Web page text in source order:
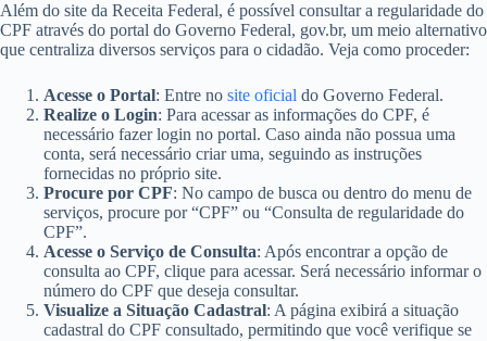
Além do site da Receita Federal, é possível consultar a regularidade do
CPF através do portal do Governo Federal, gov.br, um meio alternativo
que centraliza diversos serviços para o cidadão. Veja como proceder:
Acesse o Portal: Entre no site oficial do Governo Federal.
Realize o Login: Para acessar as informações do CPF, é
necessário fazer login no portal. Caso ainda não possua uma
conta, será necessário criar uma, seguindo as instruções
fornecidas no próprio site.
Procure por CPF: No campo de busca ou dentro do menu de
serviços, procure por “CPF” ou “Consulta de regularidade do
CPF”.
Acesse o Serviço de Consulta: Após encontrar a opção de
consulta ao CPF, clique para acessar. Será necessário informar o
número do CPF que deseja consultar.
Visualize a Situação Cadastral: A página exibirá a situação
cadastral do CPF consultado, permitindo que você verifique se